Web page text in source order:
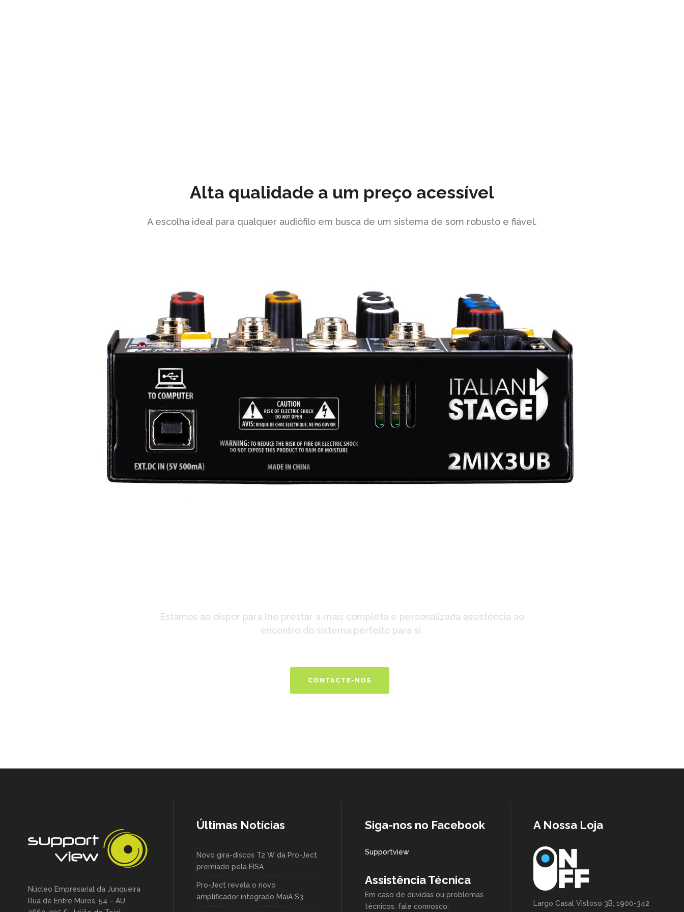
Alta qualidade a um preço acessível
A escolha ideal para qualquer audiófilo em busca de um sistema de som robusto e fiável.
Estamos ao dispor para lhe prestar a mais completa e personalizada assistência ao
encontro do sistema perfeito para si.
CONTACTE-NOS
Núcleo Empresarial da Junqueira
Rua de Entre Muros, 54 – AU
Últimas Notícias
Novo gira-discos T2 W da Pro-Ject
premiado pela EISA
Pro-Ject revela o novo
amplificador integrado MaiA S3
Siga-nos no Facebook
Supportview
Assistência Técnica
Em caso de dúvidas ou problemas
técnicos, fale connosco:
A Nossa Loja
Largo Casal Vistoso 3B, 1900-342